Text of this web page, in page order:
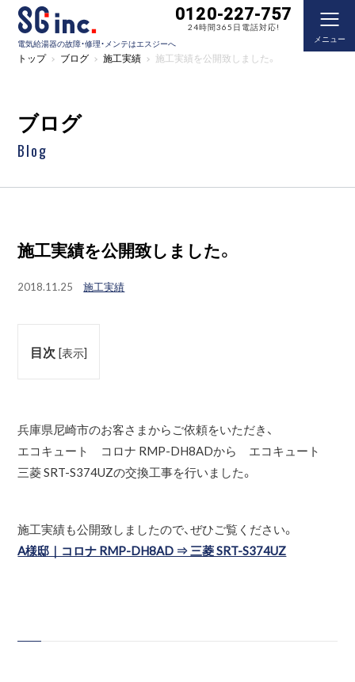
電気給湯器の故障・修理・メンテはエスジーへ
0120-227-757
24時間365日電話対応!
メニュー
トップ ブログ 施工実績 施工実績を公開致しました。
ブログ
Blog
施工実績を公開致しました。
2018.11.25 施工実績
目次 [表示]
兵庫県尼崎市のお客さまからご依頼をいただき、
エコキュート コロナ RMP-DH8ADから エコキュート
三菱 SRT-S374UZの交換工事を行いました。
施工実績も公開致しましたので、ぜひご覧ください。
A様邸｜コロナ RMP-DH8AD ⇒ 三菱 SRT-S374UZ